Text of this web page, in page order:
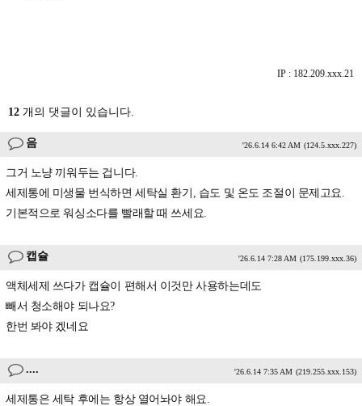
IP : 182.209.xxx.21
12 개의 댓글이 있습니다.
음 '26.6.14 6:42 AM (124.5.xxx.227)
그거 노냥 끼워두는 겁니다.
세제통에 미생물 번식하면 세탁실 환기, 습도 및 온도 조절이 문제고요.
기본적으로 워싱소다를 빨래할 때 쓰세요.
캡슐 '26.6.14 7:28 AM (175.199.xxx.36)
액체세제 쓰다가 캡슐이 편해서 이것만 사용하는데도
빼서 청소해야 되나요?
한번 봐야 겠네요
.... '26.6.14 7:35 AM (219.255.xxx.153)
세제통은 세탁 후에는 항상 열어놔야 해요.